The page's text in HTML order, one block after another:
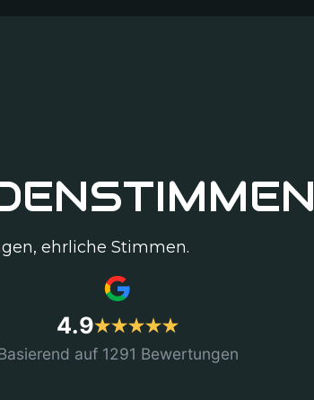
ehrliche Stimmen.
4.9
auf 1291 Bewertungen